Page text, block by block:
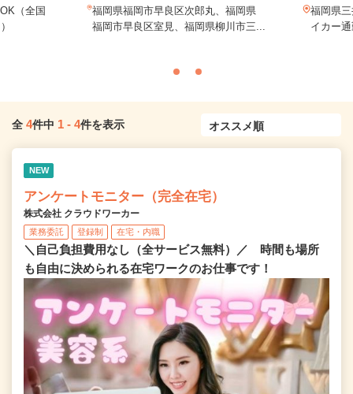
（全国
福岡県福岡市早良区次郎丸、福岡県
福岡市早良区室見、福岡県柳川市三...
福岡県
イカー
全 4件中 1 - 4件を表示
NEW
アンケートモニター（完全在宅）
株式会社 クラウドワーカー
業務委託 登録制 在宅・内職
＼自己負担費用なし（全サービス無料）／ 時間も場所
も自由に決められる在宅ワークのお仕事です！